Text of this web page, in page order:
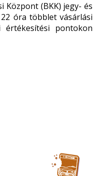
Központ (BKK) jegy- és
óra többlet vásárlási
értékesítési pontokon